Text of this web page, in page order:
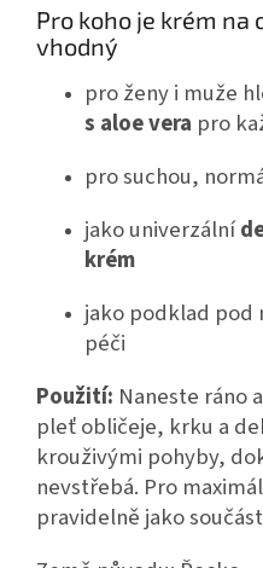
Pro koho je krém na
vhodný
pro ženy i muže
s aloe vera pro
pro suchou,
jako univerzální
krém
jako podklad pod
péči
Použití: Naneste ráno
pleť obličeje, krku a
krouživými pohyby,
nevstřebá. Pro
pravidelně jako